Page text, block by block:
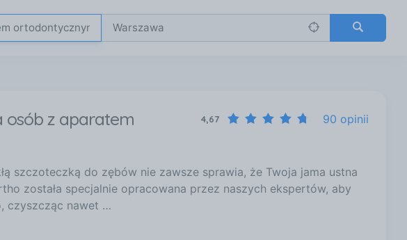
osób z aparatem
4,67 90 opinii
szczoteczką do zębów nie zawsze sprawia, że Twoja jama ustna
została specjalnie opracowana przez naszych ekspertów, aby
czyszcząc nawet …